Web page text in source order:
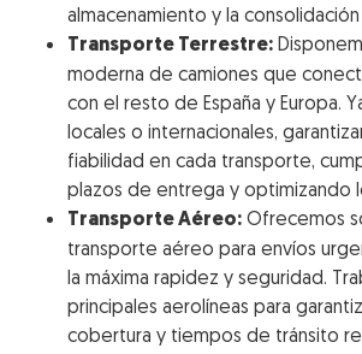
almacenamiento y la
Transporte Terrestre:
moderna de camiones que
con el resto de España y Europa.
locales o internacionales,
fiabilidad en cada transporte,
plazos de entrega y optimizando
Transporte Aéreo: Ofrecemos
transporte aéreo para envíos
la máxima rapidez y seguridad.
principales aerolíneas para
cobertura y tiempos de tránsito